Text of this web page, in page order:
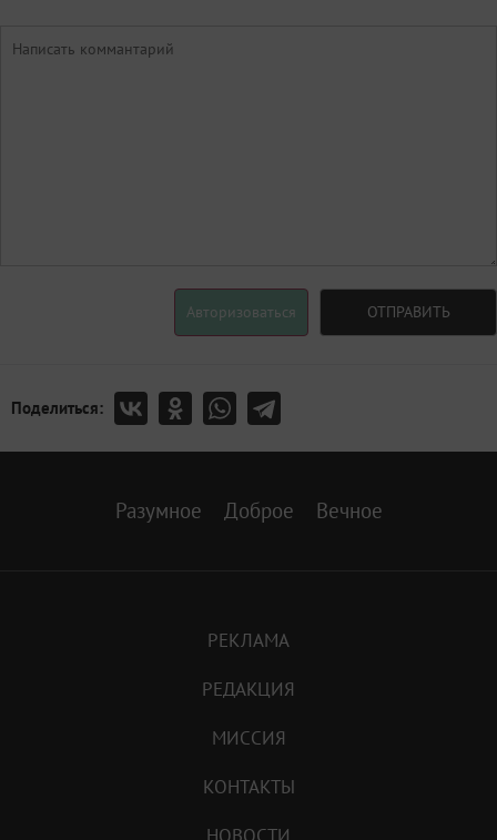
Авторизоваться ОТПРАВИТЬ
Поделиться:
Разумное Доброе Вечное
РЕКЛАМА
РЕДАКЦИЯ
МИССИЯ
КОНТАКТЫ